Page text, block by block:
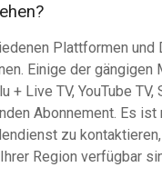
Plattformen
Einige der gängigen
+ Live TV, YouTube
Abonnement. Es
zu
Region verfügbar